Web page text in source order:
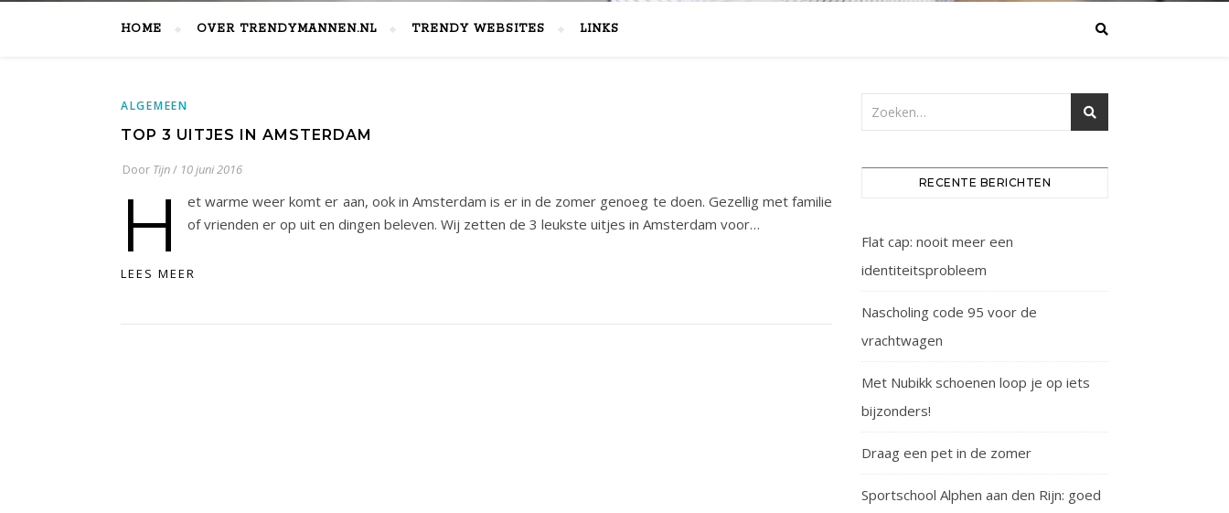
HOME OVER TRENDYMANNEN.NL TRENDY WEBSITES LINKS
ALGEMEEN
TOP 3 UITJES IN AMSTERDAM
Door Tijn/ 10 juni 2016
H
et warme weer komt er aan, ook in Amsterdam is er in de zomer genoeg te doen. Gezellig met familie
of vrienden er op uit en dingen beleven. Wij zetten de 3 leukste uitjes in Amsterdam voor…
LEES MEER
RECENTE BERICHTEN
Flat cap: nooit meer een
identiteitsprobleem
Nascholing code 95 voor de
vrachtwagen
Met Nubikk schoenen loop je op iets
bijzonders!
Draag een pet in de zomer
Sportschool Alphen aan den Rijn: goed